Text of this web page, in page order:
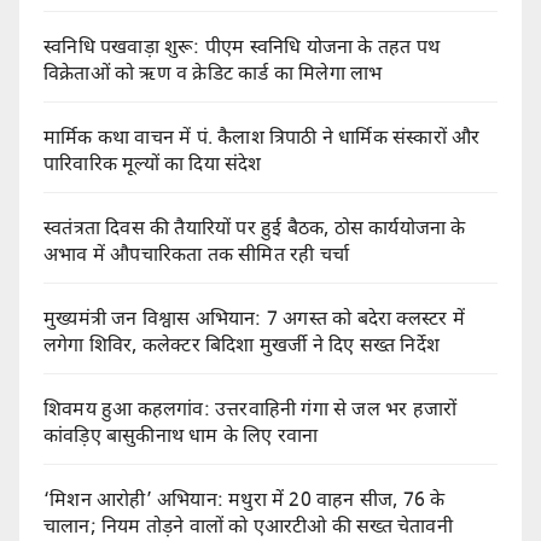
स्वनिधि पखवाड़ा शुरू: पीएम स्वनिधि योजना के तहत पथ
विक्रेताओं को ऋण व क्रेडिट कार्ड का मिलेगा लाभ
मार्मिक कथा वाचन में पं. कैलाश त्रिपाठी ने धार्मिक संस्कारों और
पारिवारिक मूल्यों का दिया संदेश
स्वतंत्रता दिवस की तैयारियों पर हुई बैठक, ठोस कार्ययोजना के
अभाव में औपचारिकता तक सीमित रही चर्चा
मुख्यमंत्री जन विश्वास अभियान: 7 अगस्त को बदेरा क्लस्टर में
लगेगा शिविर, कलेक्टर बिदिशा मुखर्जी ने दिए सख्त निर्देश
शिवमय हुआ कहलगांव: उत्तरवाहिनी गंगा से जल भर हजारों
कांवड़िए बासुकीनाथ धाम के लिए रवाना
‘मिशन आरोही’ अभियान: मथुरा में 20 वाहन सीज, 76 के
चालान; नियम तोड़ने वालों को एआरटीओ की सख्त चेतावनी